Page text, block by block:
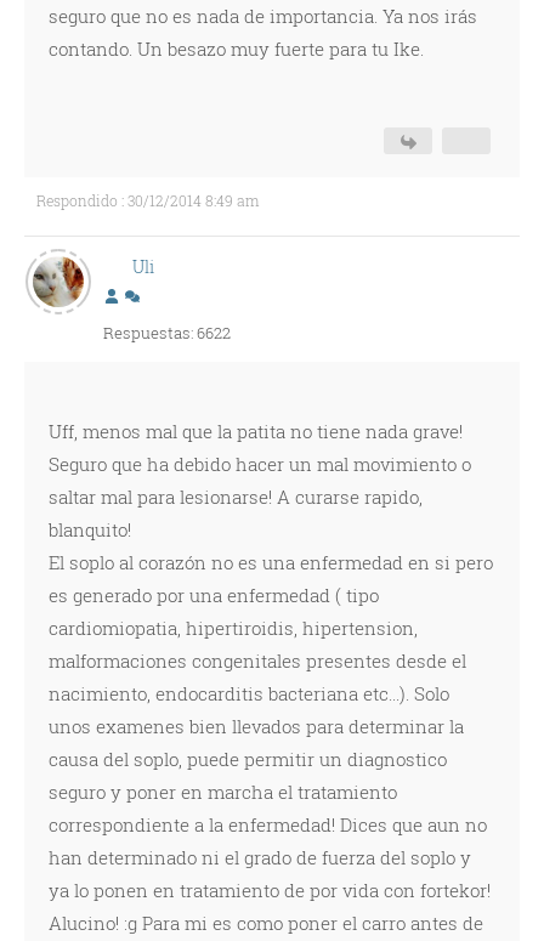
seguro que no es nada de importancia. Ya nos irás
contando. Un besazo muy fuerte para tu Ike.
Respondido : 30/12/2014 8:49 am
Uli
Respuestas: 6622
Uff, menos mal que la patita no tiene nada grave!
Seguro que ha debido hacer un mal movimiento o
saltar mal para lesionarse! A curarse rapido,
blanquito!
El soplo al corazón no es una enfermedad en si pero
es generado por una enfermedad ( tipo
cardiomiopatia, hipertiroidis, hipertension,
malformaciones congenitales presentes desde el
nacimiento, endocarditis bacteriana etc...). Solo
unos examenes bien llevados para determinar la
causa del soplo, puede permitir un diagnostico
seguro y poner en marcha el tratamiento
correspondiente a la enfermedad! Dices que aun no
han determinado ni el grado de fuerza del soplo y
ya lo ponen en tratamiento de por vida con fortekor!
Alucino! :g Para mi es como poner el carro antes de